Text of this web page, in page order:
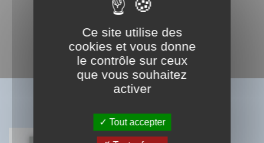
Ce site utilise des
cookies et vous donne
le contrôle sur ceux
que vous souhaitez
activer
Tout accepter